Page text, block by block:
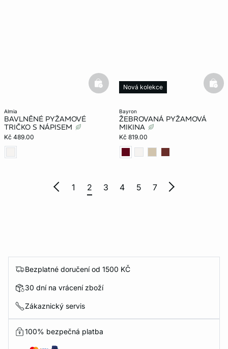
almia
BAVLNĚNÉ PYŽAMOVÉ
TRIČKO S NÁPISEM
Kč 489.00
basketfull
bayron
ŽEBROVANÁ PYŽAMOVÁ
MIKINA
Kč 819.00
Nová kolekce
1 2 3 4 5 7
Bezplatné doručení od 1500 KČ
30 dní na vrácení zboží
Zákaznický servis
100% bezpečná platba